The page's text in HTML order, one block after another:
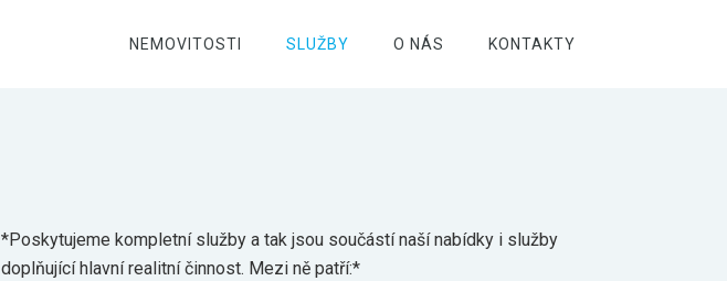
NEMOVITOSTI SLUŽBY O NÁS KONTAKTY
*Poskytujeme kompletní služby a tak jsou součástí naší nabídky i služby
doplňující hlavní realitní činnost. Mezi ně patří:*